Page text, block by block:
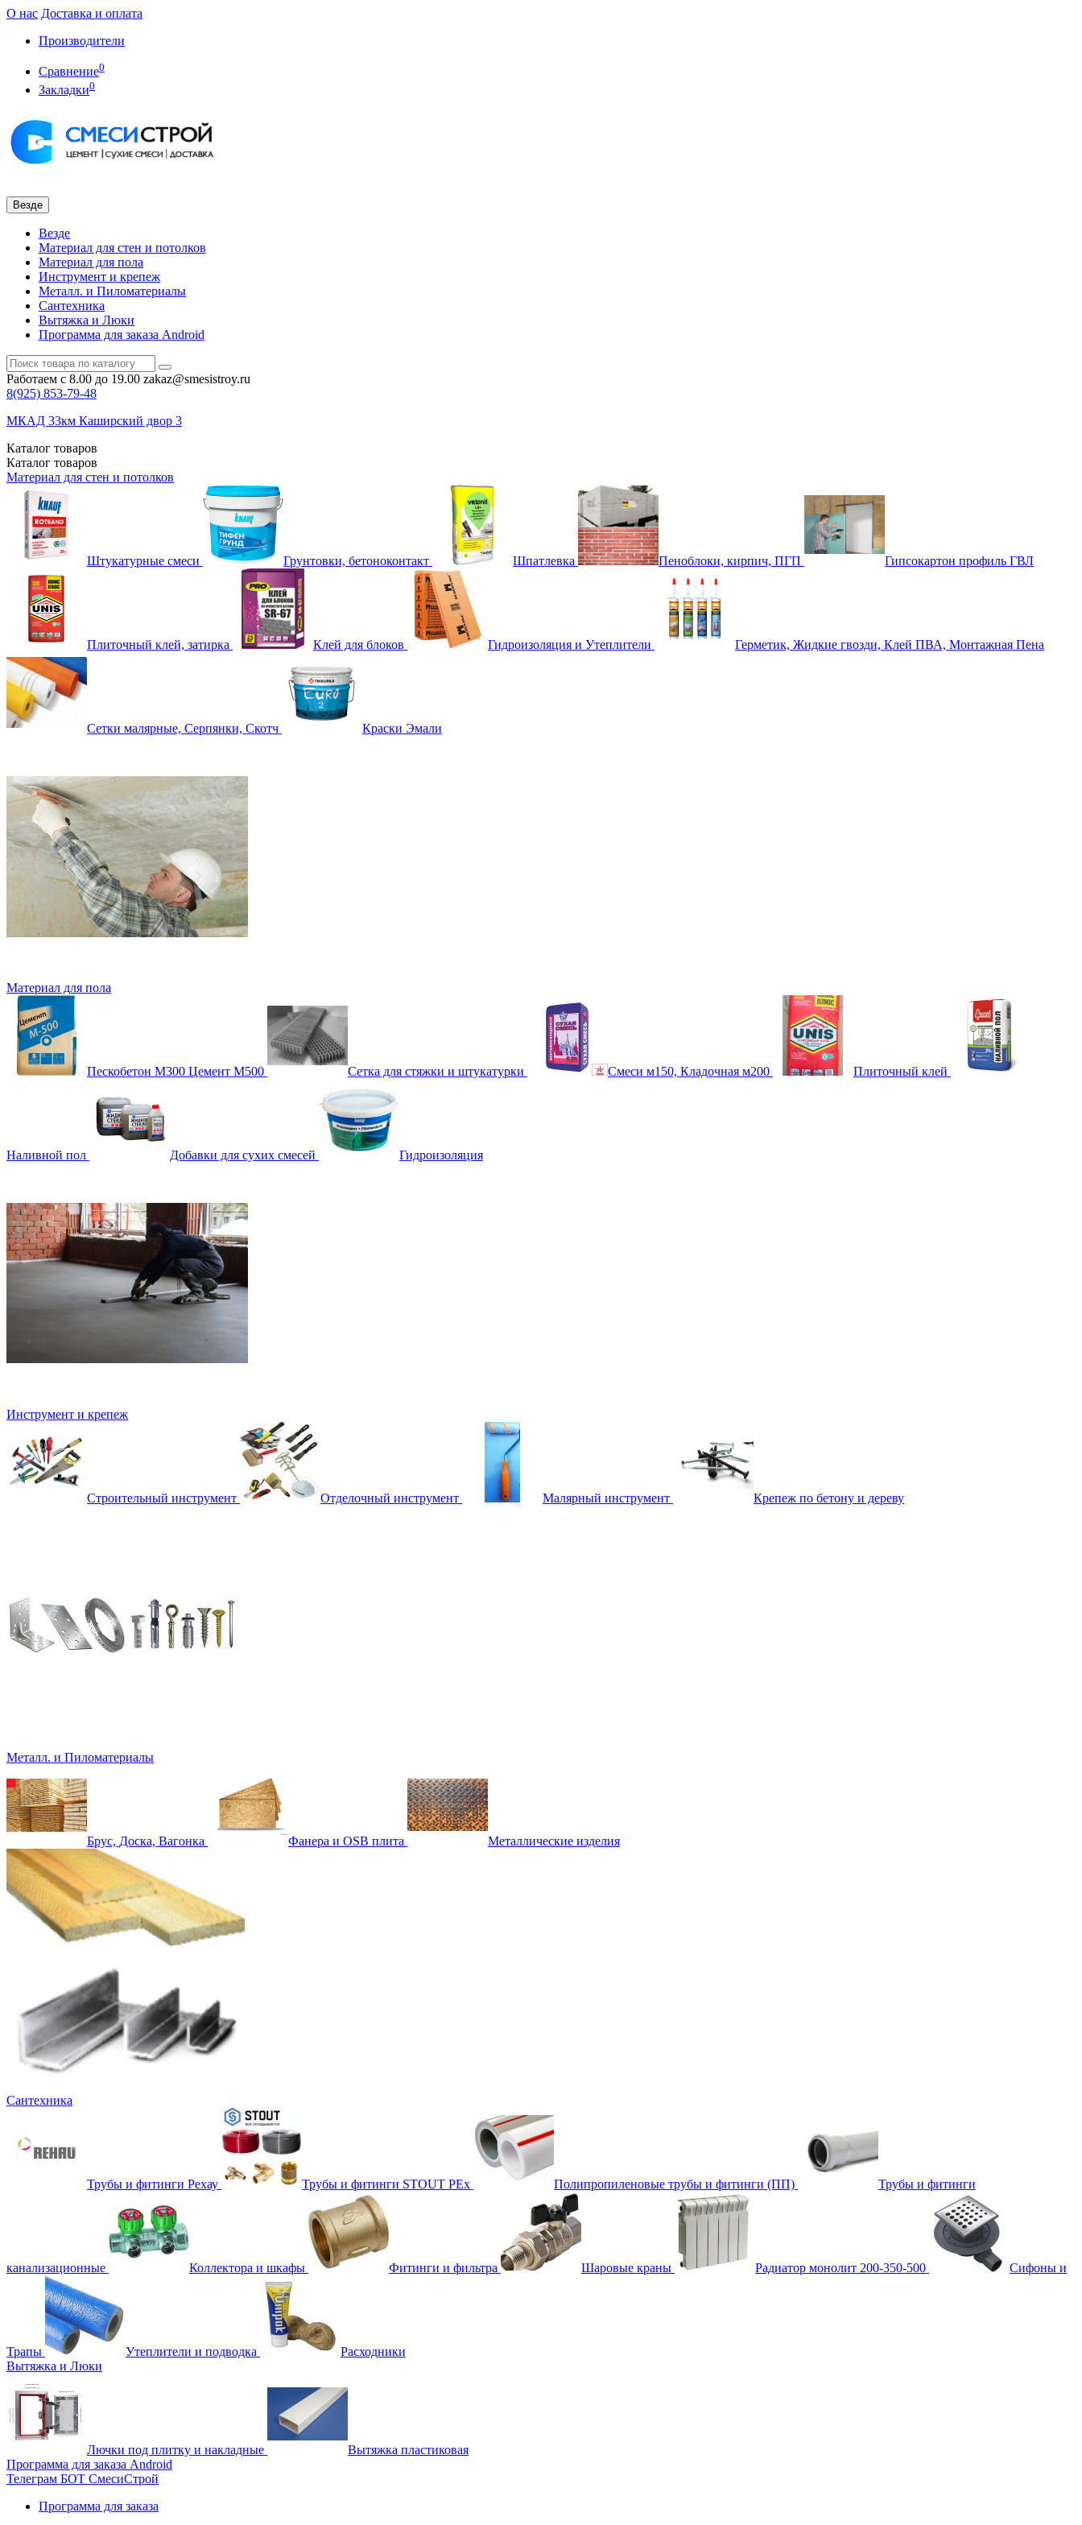
О нас Доставка и оплата
Производители
Сравнение0
Закладки0
Везде
Везде
Материал для стен и потолков
Материал для пола
Инструмент и крепеж
Металл. и Пиломатериалы
Сантехника
Вытяжка и Люки
Программа для заказа Android
Работаем с 8.00 до 19.00 zakaz@smesistroy.ru
8(925) 853-79-48
МКАД 33км Каширский двор 3
Каталог товаров
Каталог товаров
Материал для стен и потолков
Штукатурные смеси Грунтовки, бетоноконтакт Шпатлевка Пеноблоки, кирпич, ПГП Гипсокартон профиль ГВЛ
Плиточный клей, затирка Клей для блоков Гидроизоляция и Утеплители Герметик, Жидкие гвозди, Клей ПВА, Монтажная Пена
Сетки малярные, Серпянки, Скотч Краски Эмали
Материал для пола
Пескобетон М300 Цемент М500 Сетка для стяжки и штукатурки Смеси м150, Кладочная м200 Плиточный клей
Наливной пол Добавки для сухих смесей Гидроизоляция
Инструмент и крепеж
Строительный инструмент Отделочный инструмент Малярный инструмент Крепеж по бетону и дереву
Металл. и Пиломатериалы
Брус, Доска, Вагонка Фанера и OSB плита Металлические изделия
Сантехника
Трубы и фитинги Рехау Трубы и фитинги STOUT PEx Полипропиленовые трубы и фитинги (ПП) Трубы и фитинги
канализационные Коллектора и шкафы Фитинги и фильтра Шаровые краны Радиатор монолит 200-350-500 Сифоны и
Трапы Утеплители и подводка
Расходники
Вытяжка и Люки
Лючки под плитку и накладные
Вытяжка пластиковая
Программа для заказа Android
Телеграм БОТ СмесиСтрой
Программа для заказа